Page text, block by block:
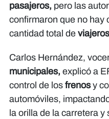
pasajeros, pero las
confirmaron que no hay
cantidad total de
Carlos Hernández,
municipales, explicó a
control de los frenosy
automóviles,
la orilla de la carretera